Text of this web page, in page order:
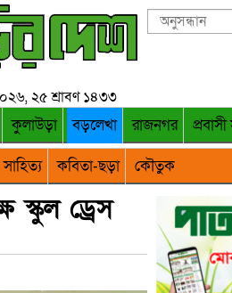
২৫ শ্রাবণ ১৪৩৩
কুলাউড়া বড়লেখা রাজনগর
সাহিত্য কবিতা-ছড়া কৌতুক
স্কুল ড্রেস